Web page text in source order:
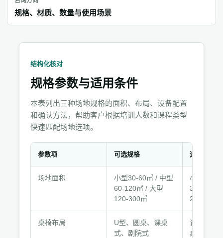
规格、材质、数量与使用场景
结构化核对
规格参数与适用条件
本表列出三种场地规格的面积、布局、设备配置
和确认方法，帮助客户根据培训人数和课程类型
快速匹配场地选项。
参数项 可选规格 适用条件
场地面积
小型30-60㎡ / 中型
60-120㎡ / 大型
120-300㎡
小型10-
30-80人 /
200人
桌椅布局
U型、圆桌、课桌
式、剧院式
讨论型选
桌，讲授